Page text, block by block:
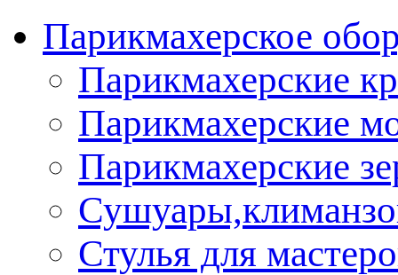
Парикмахерское
Парикмахерские
Парикмахерские
Парикмахерские
Стулья для